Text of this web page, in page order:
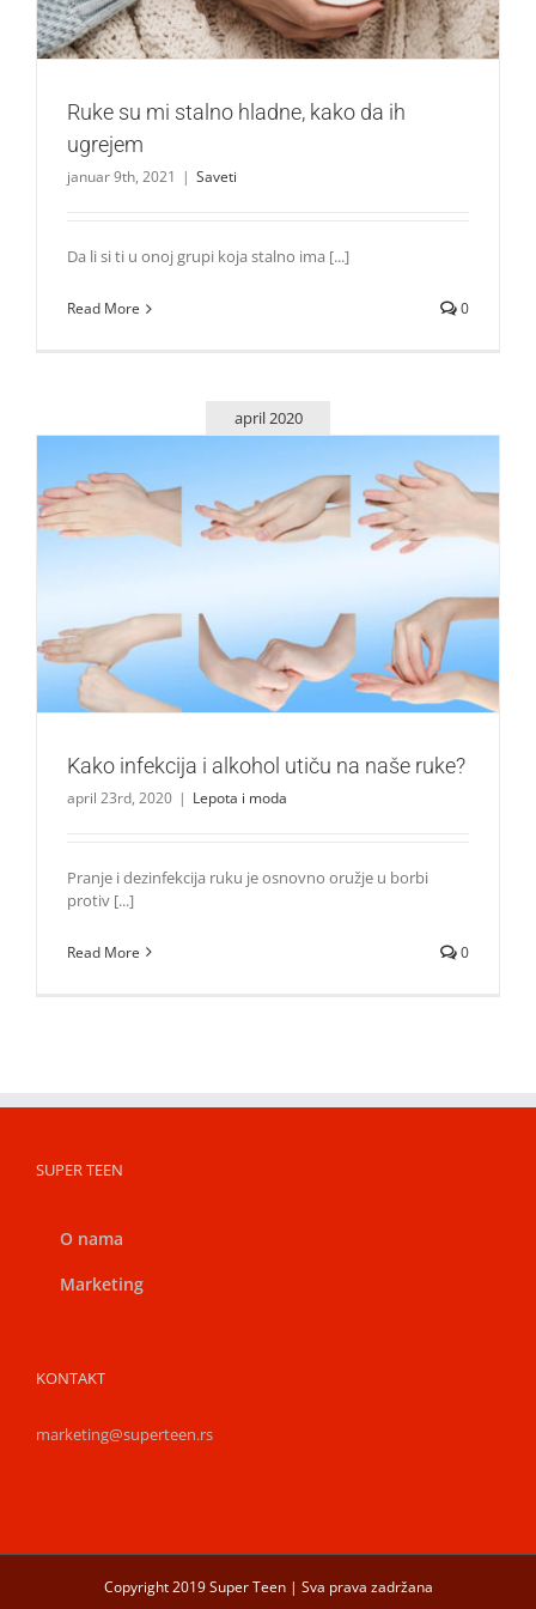
Ruke su mi stalno hladne, kako da ih
ugrejem
januar 9th, 2021 | Saveti
Da li si ti u onoj grupi koja stalno ima [...]
Read More 0
april 2020
Kako infekcija i alkohol utiču na naše ruke?
april 23rd, 2020 | Lepota i moda
Pranje i dezinfekcija ruku je osnovno oružje u borbi
protiv [...]
Read More 0
SUPER TEEN
O nama
Marketing
KONTAKT
marketing@superteen.rs
Copyright 2019 Super Teen | Sva prava zadržana